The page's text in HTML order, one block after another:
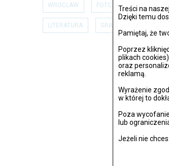
Treści na
Dzięki temu
Pamiętaj, że
Poprzez
plikach
oraz
reklamą.
Wyrażenie
w której to
Poza
lub
Jeżeli nie
WROCLAW FOTO CZYTANIE
LITERATURA GRABOWSKI